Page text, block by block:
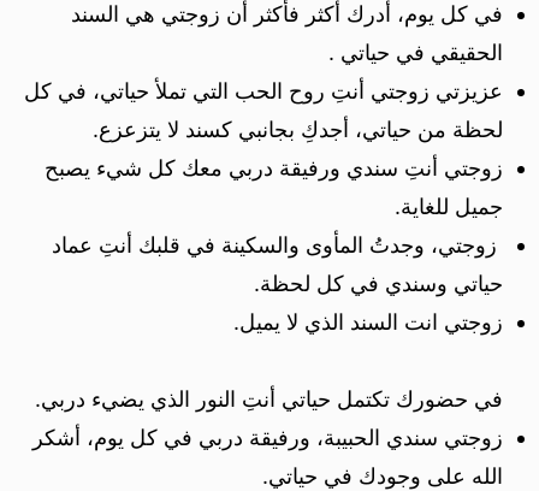
في كل يوم، أدرك أكثر فأكثر أن زوجتي هي السند
الحقيقي في حياتي .
عزيزتي زوجتي أنتِ روح الحب التي تملأ حياتي، في كل
لحظة من حياتي، أجدكِ بجانبي كسند لا يتزعزع.
زوجتي أنتِ سندي ورفيقة دربي معك كل شيء يصبح
جميل للغاية.
زوجتي، وجدتُ المأوى والسكينة في قلبك أنتِ عماد
حياتي وسندي في كل لحظة.
زوجتي انت السند الذي لا يميل.
في حضورك تكتمل حياتي أنتِ النور الذي يضيء دربي.
زوجتي سندي الحبيبة، ورفيقة دربي في كل يوم، أشكر
الله على وجودك في حياتي.